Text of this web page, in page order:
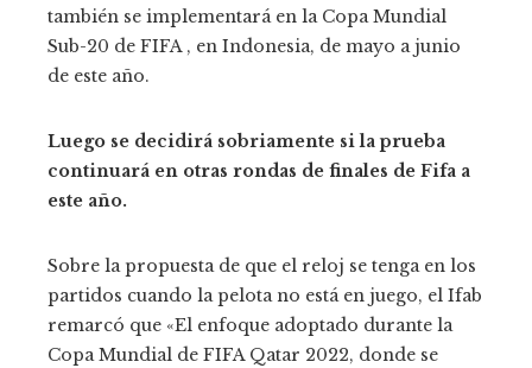
también se implementará en la Copa Mundial
Sub-20 de FIFA , en Indonesia, de mayo a junio
de este año.
Luego se decidirá sobriamente si la prueba
continuará en otras rondas de finales de Fifa a
este año.
Sobre la propuesta de que el reloj se tenga en los
partidos cuando la pelota no está en juego, el Ifab
remarcó que «El enfoque adoptado durante la
Copa Mundial de FIFA Qatar 2022, donde se